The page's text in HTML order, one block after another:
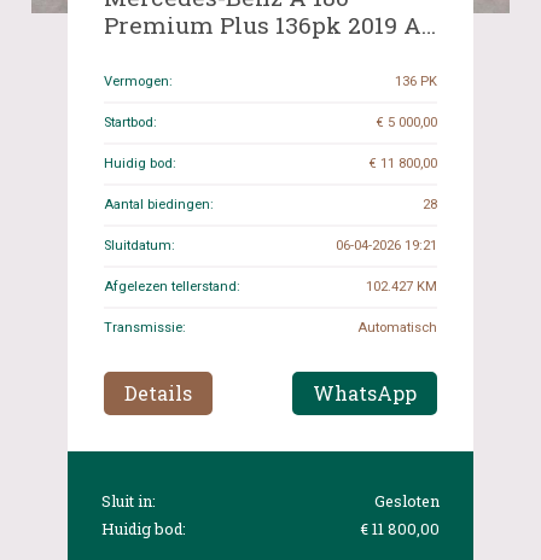
Premium Plus 136pk 2019 A-
Vermogen: 136 PK
Startbod: € 5 000,00
Huidig bod: € 11 800,00
Aantal biedingen: 28
Sluitdatum: 06-04-2026 19:21
Afgelezen tellerstand: 102.427 KM
Transmissie: Automatisch
Details WhatsApp
Sluit in:
Gesloten
Huidig bod:
€ 11 800,00